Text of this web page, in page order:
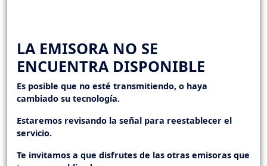
LA EMISORA NO SE
ENCUENTRA DISPONIBLE
Es posible que no esté transmitiendo, o haya
cambiado su tecnología.
Estaremos revisando la señal para reestablecer el
servicio.
Te invitamos a que disfrutes de las otras emisoras que